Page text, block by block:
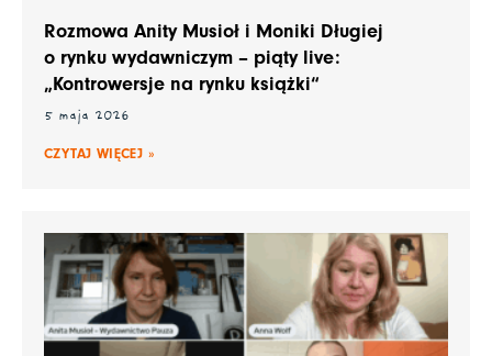
Rozmowa Anity Musioł i Moniki Długiej
o rynku wydawniczym – piąty live:
„Kontrowersje na rynku książki“
5 maja 2026
CZYTAJ WIĘCEJ »